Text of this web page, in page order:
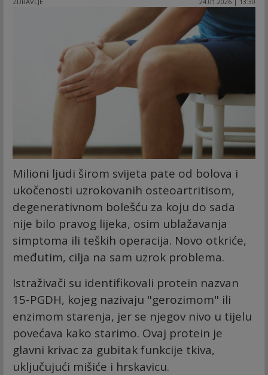
Milioni ljudi širom svijeta pate od bolova i
ukočenosti uzrokovanih osteoartritisom,
degenerativnom bolešću za koju do sada
nije bilo pravog lijeka, osim ublažavanja
simptoma ili teških operacija. Novo otkriće,
međutim, cilja na sam uzrok problema.
Istraživači su identifikovali protein nazvan
15-PGDH, kojeg nazivaju "gerozimom" ili
enzimom starenja, jer se njegov nivo u tijelu
povećava kako starimo. Ovaj protein je
glavni krivac za gubitak funkcije tkiva,
uključujući mišiće i hrskavicu.